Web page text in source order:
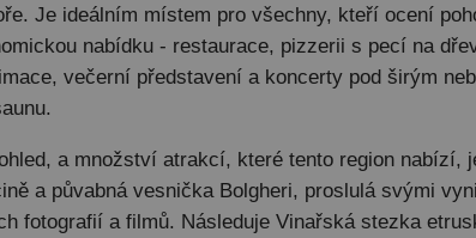
Je ideálním místem pro všechny, kteří ocení
nabídku - restaurace, pizzerii s pecí na
večerní představení a koncerty pod širým
a množství atrakcí, které tento region nabízí,
a půvabná vesnička Bolgheri, proslulá svými
fotografií a filmů. Následuje Vinařská stezka